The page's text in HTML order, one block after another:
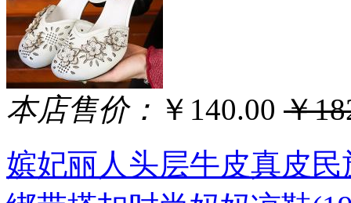
本店售价： ￥140.00 ￥
嫔妃丽人头层牛皮真皮